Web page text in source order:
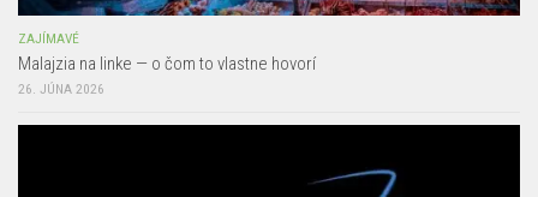
ZAJÍMAVÉ
Malajzia na linke — o čom to vlastne hovorí
26. JÚNA 2026